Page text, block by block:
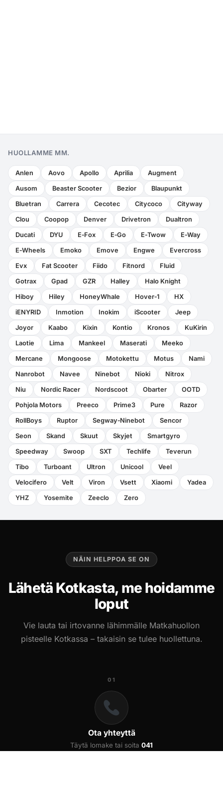
HUOLLAMME MM.
Anlen Aovo Apollo Aprilia Augment
Ausom Beaster Scooter Bezior Blaupunkt
Bluetran Carrera Cecotec Citycoco Cityway
Clou Coopop Denver Drivetron Dualtron
Ducati DYU E‑Fox E‑Go E‑Twow E‑Way
E‑Wheels Emoko Emove Engwe Evercross
Evx Fat Scooter Fiido Fitnord Fluid
Gotrax Gpad GZR Halley Halo Knight
Hiboy Hiley HoneyWhale Hover‑1 HX
iENYRID Inmotion Inokim iScooter Jeep
Joyor Kaabo Kixin Kontio Kronos KuKirin
Laotie Lima Mankeel Maserati Meeko
Mercane Mongoose Motokettu Motus Nami
Nanrobot Navee Ninebot Nioki Nitrox
Niu Nordic Racer Nordscoot Obarter OOTD
Pohjola Motors Preeco Prime3 Pure Razor
RollBoys Ruptor Segway‑Ninebot Sencor
Seon Skand Skuut Skyjet Smartgyro
Speedway Swoop SXT Techlife Teverun
Tibo Turboant Ultron Unicool Veel
Velocifero Velt Viron Vsett Xiaomi Yadea
YHZ Yosemite Zeeclo Zero
NÄIN HELPPOA SE ON
Lähetä Kotkasta, me hoidamme
loput
Vie lauta tai irtovanne lähimmälle Matkahuollon
pisteelle Kotkassa – takaisin se tulee huollettuna.
01
Ota yhteyttä
Täytä lomake tai soita 041